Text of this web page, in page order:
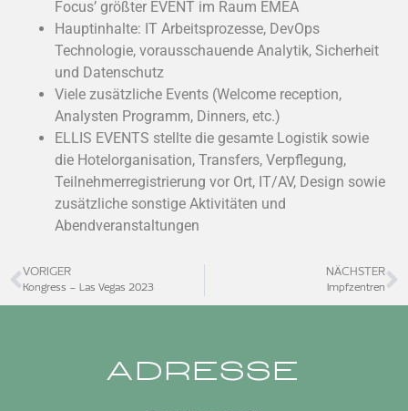
Focus’ größter EVENT im Raum EMEA
Hauptinhalte: IT Arbeitsprozesse, DevOps
Technologie, vorausschauende Analytik, Sicherheit
und Datenschutz
Viele zusätzliche Events (Welcome reception,
Analysten Programm, Dinners, etc.)
ELLIS EVENTS stellte die gesamte Logistik sowie
die Hotelorganisation, Transfers, Verpflegung,
Teilnehmerregistrierung vor Ort, IT/AV, Design sowie
zusätzliche sonstige Aktivitäten und
Abendveranstaltungen
VORIGER
Kongress – Las Vegas 2023
NÄCHSTER
Impfzentren
ADRESSE